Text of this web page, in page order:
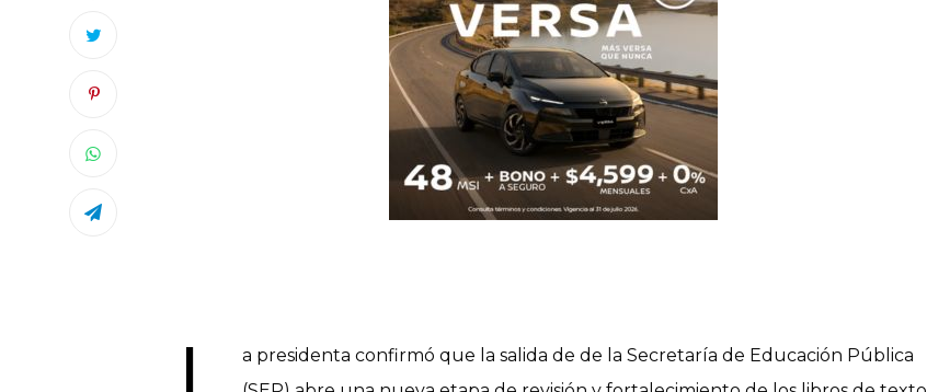
a presidenta confirmó que la salida de de la Secretaría de Educación Pública